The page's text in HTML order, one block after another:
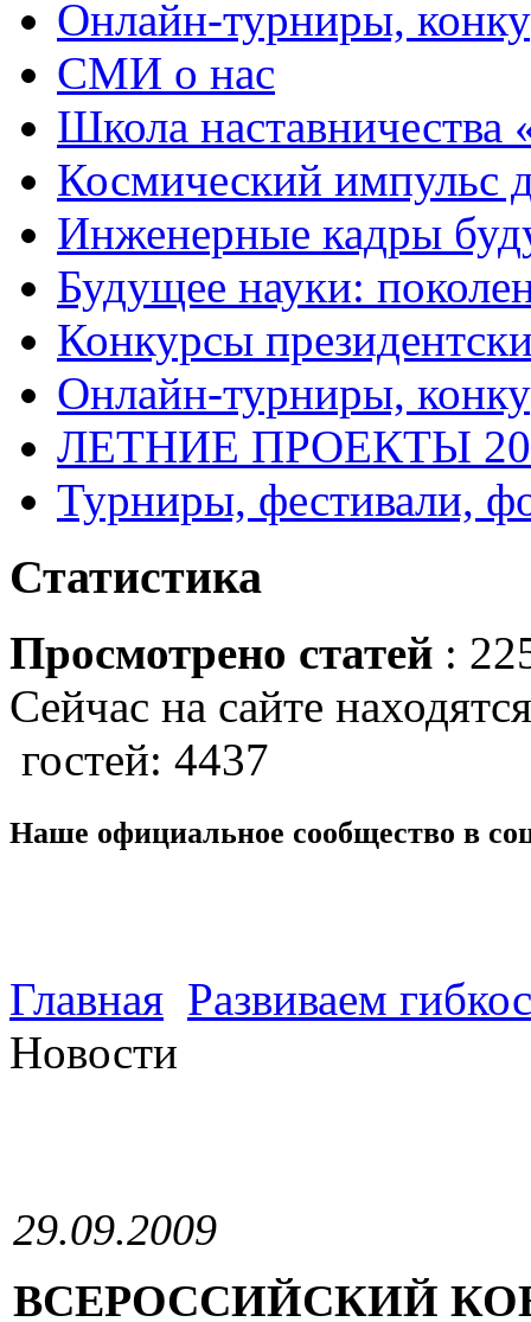
Онлайн-турниры,
СМИ о нас
Школа
Космический импульс
Инженерные кадры
Будущее науки:
Конкурсы
Онлайн-турниры,
ЛЕТНИЕ ПРОЕКТЫ
Турниры, фестивали,
Статистика
Просмотрено статей :
Сейчас на сайте
гостей: 4437
Наше официальное сообщество в
Главная Развиваем
Новости
29.09.2009
ВСЕРОССИЙСКИЙ